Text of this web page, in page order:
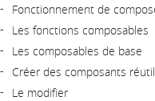
Fonctionnement de
Les fonctions composables
Les composables de base
Créer des composants
Le modifier